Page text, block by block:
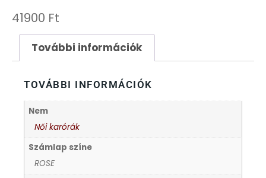
41900 Ft
További információk
TOVÁBBI INFORMÁCIÓK
Nem
Női karórák
Számlap színe
ROSE
FRANCIS DELON
FREELOOK
GUESS KARÓRÁK
HÁLÓZATI ÓRÁK
HOLLÓHÁZI PORCELÁN